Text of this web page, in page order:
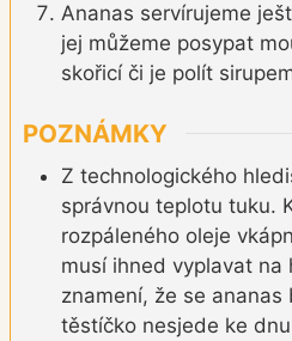
Ananas servírujeme
jej můžeme posypat
skořicí či je polít
POZNÁMKY
Z technologického
správnou teplotu tuku.
rozpáleného oleje
musí ihned vyplavat na
znamení, že se ananas
těstíčko nesjede ke